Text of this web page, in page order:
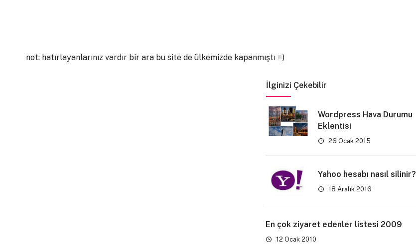
not: hatırlayanlarınız vardır bir ara bu site de ülkemizde kapanmıştı =)
İlginizi Çekebilir
Wordpress Hava Durumu
Eklentisi
26 Ocak 2015
Yahoo hesabı nasıl silinir?
18 Aralık 2016
En çok ziyaret edenler listesi 2009
12 Ocak 2010